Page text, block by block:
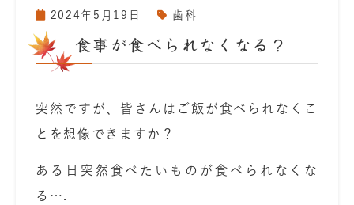
2024年5月19日 歯科
食事が食べられなくなる？
突然ですが、皆さんはご飯が食べられなくこ
とを想像できますか？
ある日突然食べたいものが食べられなくな
る….